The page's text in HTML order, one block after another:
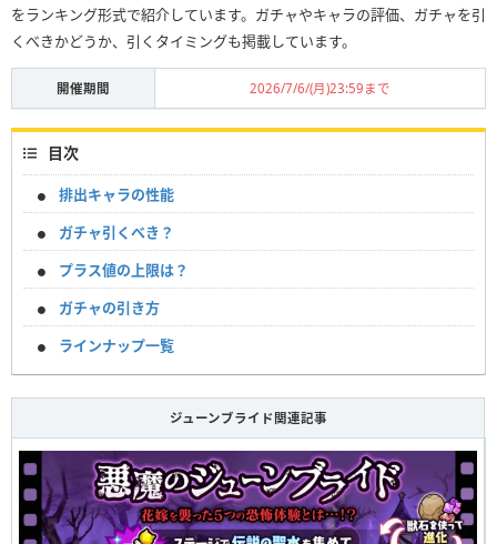
をランキング形式で紹介しています。ガチャやキャラの評価、ガチャを引
くべきかどうか、引くタイミングも掲載しています。
開催期間 2026/7/6/(月)23:59まで
目次
排出キャラの性能
ガチャ引くべき？
プラス値の上限は？
ガチャの引き方
ラインナップ一覧
ジューンブライド関連記事